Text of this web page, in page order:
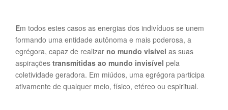
Em todos estes casos as energias dos indivíduos se unem
formando uma entidade autônoma e mais poderosa, a
egrégora, capaz de realizar no mundo visível as suas
aspirações transmitidas ao mundo invisível pela
coletividade geradora. Em miúdos, uma egrégora participa
ativamente de qualquer meio, físico, etéreo ou espiritual.